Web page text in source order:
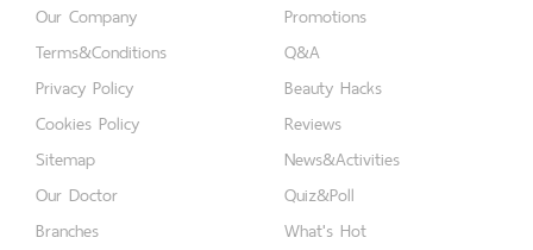
Our Company
Terms&Conditions
Privacy Policy
Cookies Policy
Sitemap
Our Doctor
Branches
Promotions
Q&A
Beauty Hacks
Reviews
News&Activities
Quiz&Poll
What's Hot